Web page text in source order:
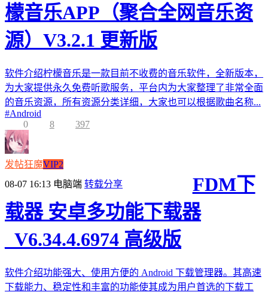
檬音乐APP（聚合全网音乐资
源）V3.2.1 更新版
软件介绍柠檬音乐是一款目前不收费的音乐软件，全新版本，
为大家提供永久免费听歌服务，平台内为大家整理了非常全面
的音乐资源，所有资源分类详细，大家也可以根据歌曲名称...
#Android
0
8 397
发帖狂魔VIP2
08-07 16:13 电脑端 转载分享
FDM下
载器 安卓多功能下载器
_V6.34.4.6974 高级版
软件介绍功能强大、使用方便的 Android 下载管理器。其高速
下载能力、稳定性和丰富的功能使其成为用户首选的下载工